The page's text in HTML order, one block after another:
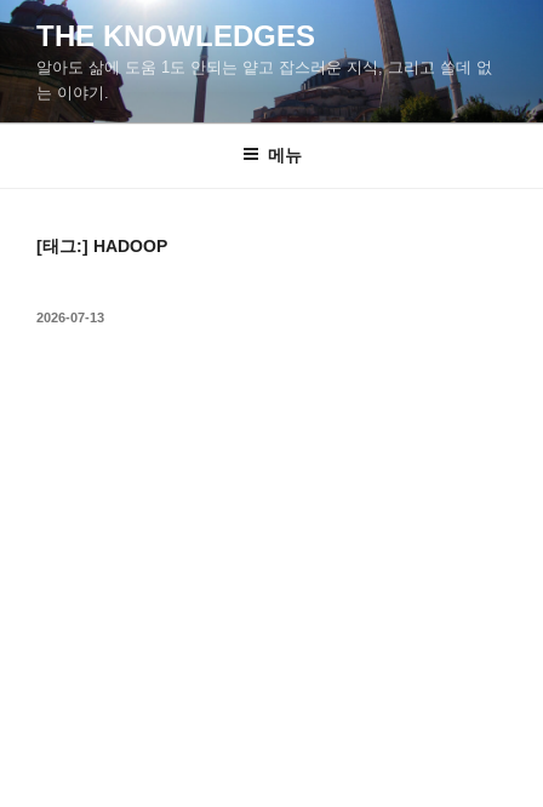
콘
츠
바
THE KNOWLEDGES
알아도 삶에 도움 1도 안되는 얕고 잡스러운 지식, 그리고 쓸데 없
는 이야기.
메뉴
[태그:] HADOOP
작
2026-07-13